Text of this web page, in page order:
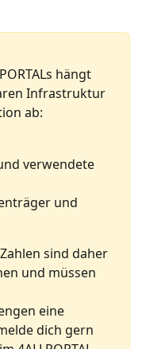
hängt
Infrastruktur
ab:
verwendete
und
sind daher
und müssen
eine
dich gern